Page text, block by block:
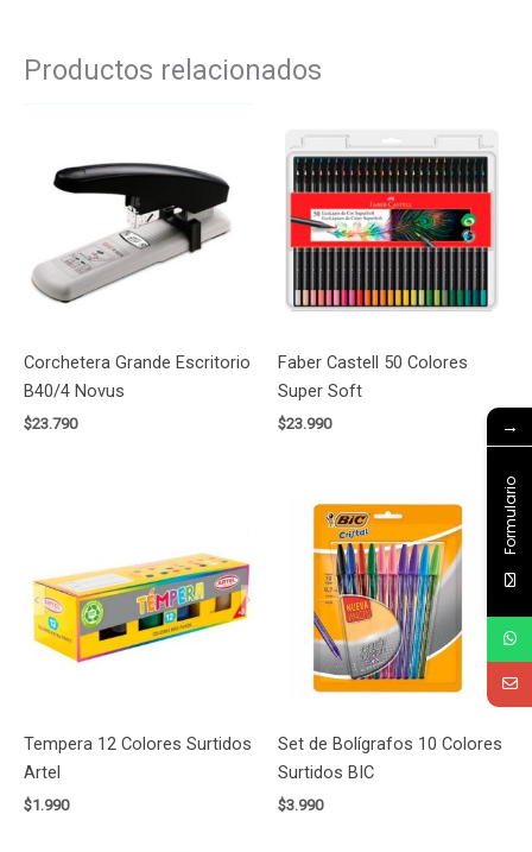
Productos relacionados
Corchetera Grande Escritorio
B40/4 Novus
$23.790
Faber Castell 50 Colores
Super Soft
$23.990
Tempera 12 Colores Surtidos
Artel
$1.990
Set de Bolígrafos 10 Colores
Surtidos BIC
$3.990
→
Formulario